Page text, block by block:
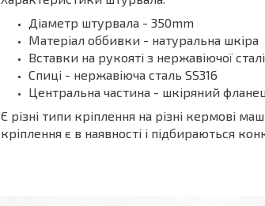
Діаметр штурвала - 350mm
Матеріал оббивки - натуральна шкіра
Вставки на рукояті з нержавіючої сталі
Спиці - нержавіюча сталь SS316
Центральна частина - шкіряний
Є різні типи кріплення на різні кермові
кріплення є в наявності і підбираються